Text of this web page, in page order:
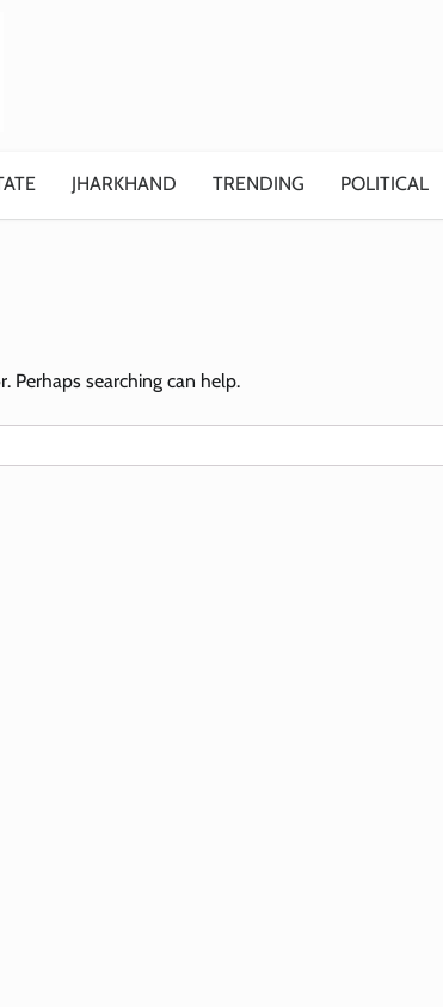
JHARKHAND TRENDING POLITICAL
Perhaps searching can help.